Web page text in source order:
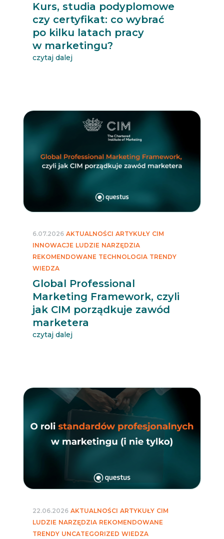
Kurs, studia podyplomowe
czy certyfikat: co wybrać
po kilku latach pracy
w marketingu?
czytaj dalej
Global Professional
Marketing Framework, czyli
jak CIM porządkuje zawód
marketera
6.07.2026 AKTUALNOŚCI ARTYKUŁY CIM
INNOWACJE LUDZIE NARZĘDZIA
REKOMENDOWANE TECHNOLOGIA TRENDY
WIEDZA
czytaj dalej
22.06.2026 AKTUALNOŚCI ARTYKUŁY CIM
LUDZIE NARZĘDZIA REKOMENDOWANE
TRENDY UNCATEGORIZED WIEDZA